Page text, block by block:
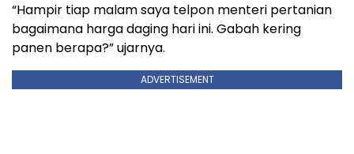
“Hampir tiap malam saya telpon menteri pertanian
bagaimana harga daging hari ini. Gabah kering
panen berapa?” ujarnya.
ADVERTISEMENT